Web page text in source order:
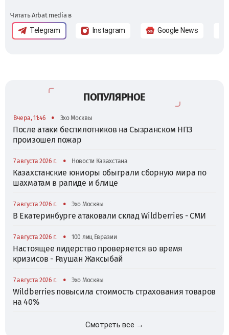
Читать Arbat media в
Telegram Instagram Google News
ПОПУЛЯРНОЕ
Вчера, 11:46 • Эхо Москвы
После атаки беспилотников на Сызранском НПЗ
произошел пожар
7 августа 2026 г. • Новости Казахстана
Казахстанские юниоры обыграли сборную мира по
шахматам в рапиде и блице
7 августа 2026 г. • Эхо Москвы
В Екатеринбурге атаковали склад Wildberries - СМИ
7 августа 2026 г. • 100 лиц Евразии
Настоящее лидерство проверяется во время
кризисов - Раушан Жаксыбай
7 августа 2026 г. • Эхо Москвы
Wildberries повысила стоимость страхования товаров
на 40%
Смотреть все →